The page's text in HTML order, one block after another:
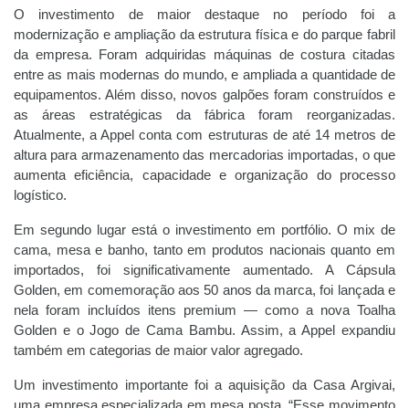
O investimento de maior destaque no período foi a
modernização e ampliação da estrutura física e do parque fabril
da empresa. Foram adquiridas máquinas de costura citadas
entre as mais modernas do mundo, e ampliada a quantidade de
equipamentos. Além disso, novos galpões foram construídos e
as áreas estratégicas da fábrica foram reorganizadas.
Atualmente, a Appel conta com estruturas de até 14 metros de
altura para armazenamento das mercadorias importadas, o que
aumenta eficiência, capacidade e organização do processo
logístico.
Em segundo lugar está o investimento em portfólio. O mix de
cama, mesa e banho, tanto em produtos nacionais quanto em
importados, foi significativamente aumentado. A Cápsula
Golden, em comemoração aos 50 anos da marca, foi lançada e
nela foram incluídos itens premium — como a nova Toalha
Golden e o Jogo de Cama Bambu. Assim, a Appel expandiu
também em categorias de maior valor agregado.
Um investimento importante foi a aquisição da Casa Argivai,